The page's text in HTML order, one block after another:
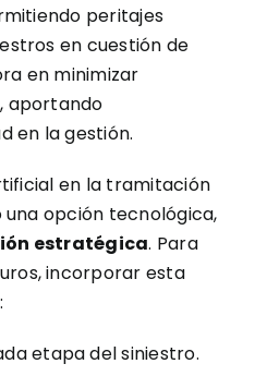
peritajes
en cuestión de
en minimizar
aportando
en la gestión.
en la tramitación
una opción tecnológica,
estratégica. Para
incorporar esta
etapa del siniestro.